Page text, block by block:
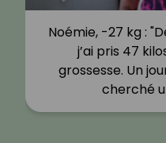
Noémie, -27 kg :
j’ai pris 47
grossesse. Un
cherché